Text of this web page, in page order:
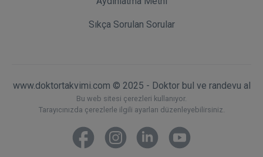
Sıkça Sorulan Sorular
www.doktortakvimi.com © 2025 - Doktor bul ve randevu al
Bu web sitesi çerezleri kullanıyor.
Tarayıcınızda çerezlerle ilgili ayarları düzenleyebilirsiniz.